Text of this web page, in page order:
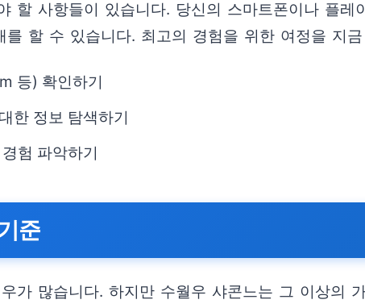
할 사항들이 있습니다. 당신의 스마트폰이나 플
할 수 있습니다. 최고의 경험을 위한 여정을 지
등) 확인하기
한 정보 탐색하기
험 파악하기
준
가 많습니다. 하지만 수월우 샤콘느는 그 이상의